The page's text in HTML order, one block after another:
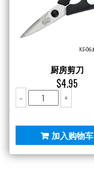
厨房剪刀
$4.95
-
房
数
量
+
加入购物车